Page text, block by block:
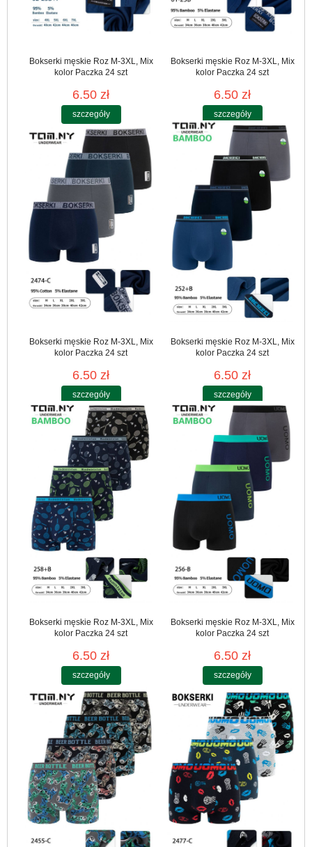
Bokserki męskie Roz M-3XL, Mix
kolor Paczka 24 szt
6.50 zł
szczegóły
Bokserki męskie Roz M-3XL, Mix
kolor Paczka 24 szt
6.50 zł
szczegóły
Bokserki męskie Roz M-3XL, Mix
kolor Paczka 24 szt
6.50 zł
szczegóły
Bokserki męskie Roz M-3XL, Mix
kolor Paczka 24 szt
6.50 zł
szczegóły
Bokserki męskie Roz M-3XL, Mix
kolor Paczka 24 szt
6.50 zł
szczegóły
Bokserki męskie Roz M-3XL, Mix
kolor Paczka 24 szt
6.50 zł
szczegóły